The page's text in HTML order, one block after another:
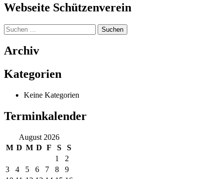
Webseite Schützenverein
Suchen
nach:
Archiv
Kategorien
Keine Kategorien
Terminkalender
August 2026
M D M D F S
S
1
2
3
4 5 6 7 8
9